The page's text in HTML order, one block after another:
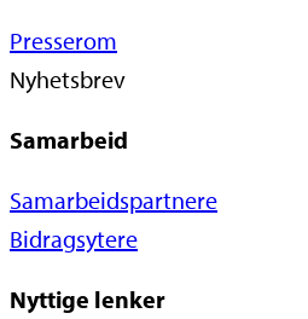
Presserom
Nyhetsbrev
Samarbeid
Samarbeidspartnere
Bidragsytere
Nyttige lenker